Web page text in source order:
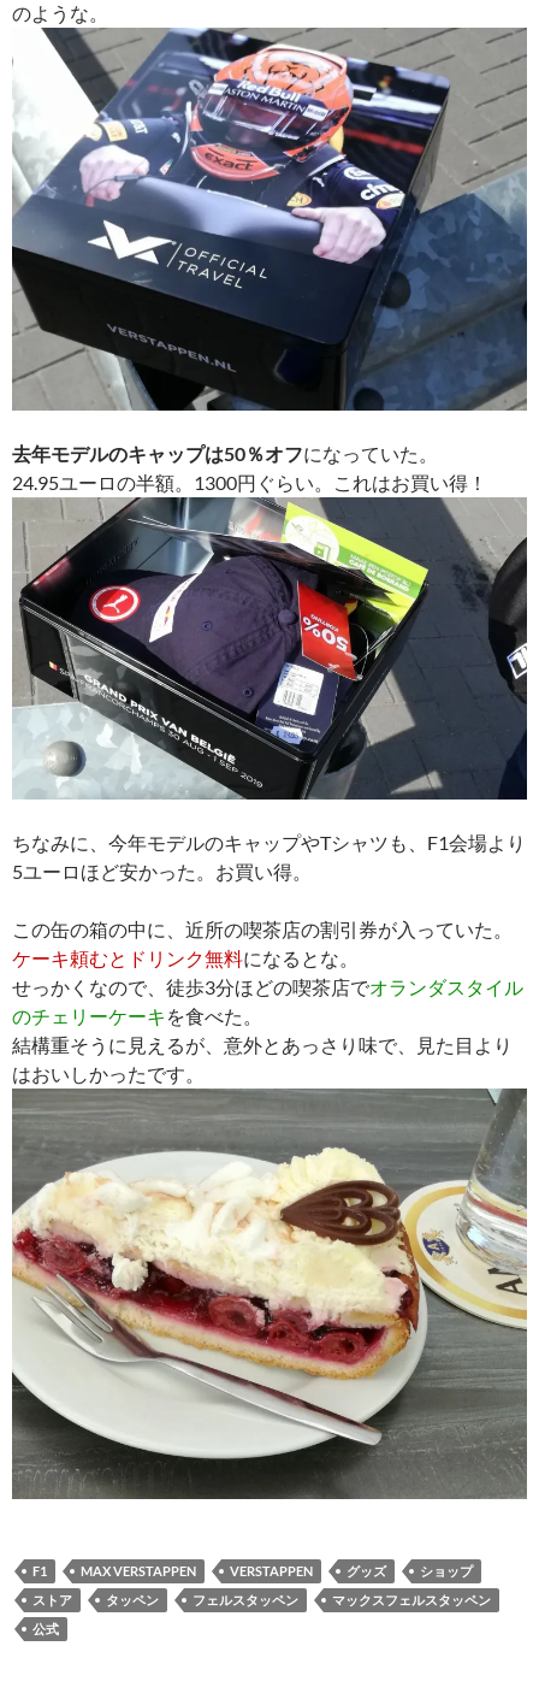
のような。
去年モデルのキャップは50％オフになっていた。
24.95ユーロの半額。1300円ぐらい。これはお買い得！
ちなみに、今年モデルのキャップやTシャツも、F1会場より
5ユーロほど安かった。お買い得。
この缶の箱の中に、近所の喫茶店の割引券が入っていた。
ケーキ頼むとドリンク無料になるとな。
せっかくなので、徒歩3分ほどの喫茶店でオランダスタイル
のチェリーケーキ を食べた。
結構重そうに見えるが、意外とあっさり味で、見た目より
はおいしかったです。
F1 MAX VERSTAPPEN VERSTAPPEN グッズ
ショップ
ストア
タッペン フェルスタッペン
マックスフェルスタッペン
公式